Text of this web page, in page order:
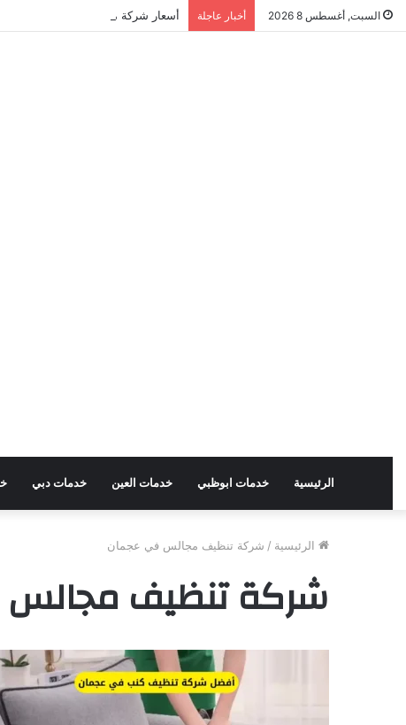
السبت, أغسطس 8 2026 أخبار عاجلة أسعار شركة مكافحة النمل الابيض في
الرئيسية خدمات ابوظبي خدمات العين خدمات دبي
الرئيسية / شركة تنظيف مجالس في عجمان
شركة تنظيف